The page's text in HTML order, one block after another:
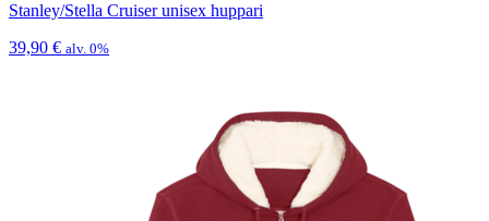
Stanley/Stella Cruiser unisex huppari
39,90 € alv. 0%